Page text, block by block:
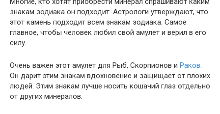
знакам зодиака он подходит. Астрологи утверждают, что
этот камень подходит всем знакам зодиака. Самое
главное, чтобы человек любил свой амулет и верил в его
силу.
Очень важен этот амулет для Рыб, Скорпионов и Раков.
Он дарит этим знакам вдохновение и защищает от плохих
людей. Этим знакам лучше носить кошачий глаз отдельно
от других минералов.